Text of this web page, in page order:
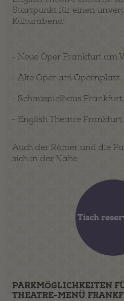
Startpunkt für einen
Kulturabend.
Neue Oper Frankfurt am
Alte Oper am Opernplatz
Schauspielhaus
English Theatre
Auch der Römer und die
sich in der Nähe.
Tisch
PARKMÖGLICHKEITEN
THEATRE-MENÜ